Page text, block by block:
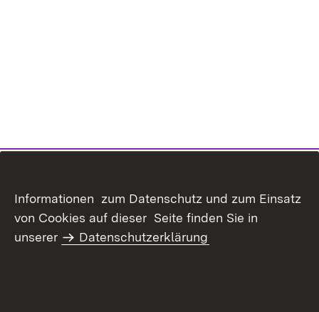
Informationen zum Datenschutz und zum Einsatz
von Cookies auf dieser Seite finden Sie in
unserer
Datenschutzerklärung